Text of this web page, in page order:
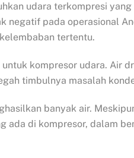
udara terkompresi
negatif pada operasional
tertentu.
kompresor udara. Air
timbulnya masalah
banyak air.
ada di kompresor, dalam